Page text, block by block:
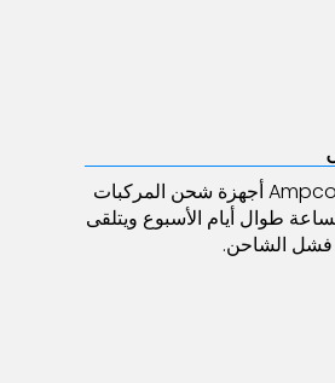
يتتبع فريق دعم Ampcontrol أجهزة شحن المركبات
طوال أيام الأسبوع ويتلقى
فشل الشاحن.